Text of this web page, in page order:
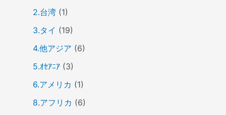
2.台湾(1)
3.タイ (19)
4.他アジア (6)
5.ｵｾｱﾆｱ(3)
6.アメリカ (1)
8.アフリカ (6)